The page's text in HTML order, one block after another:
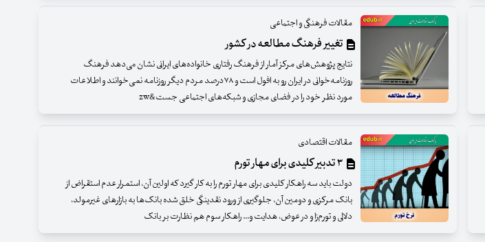
مقالات فرهنگی و اجتماعی
تغییر فرهنگ مطالعه در کشور
نتایج پژوهش‌های مرکز آمار از فرهنگ رفتاری خانواده‌های ایرانی نشان می‌دهد فرهنگ
روزنامه‌خوانی در ایران رو به افول است و ۷۸درصد مردم دیگر روزنامه نمی‌خوانند و اطلاعات
مورد نظر خود را در فضای مجازی و شبکه‌های اجتماعی جست&zw
مقالات اقتصادی
دولت باید سه راهکار کلیدی برای مهار تورم را به کار گیرد که اولین آن، استمرار عدم استقراض از
بانک مرکزی و دومین آن، جلوگیری از ورود نقدینگی خلق شده بانک‌ها به بازارهای غیرمولد،
دلالی و تورم‌زا و در عوض، هدایت و... راهکار سوم هم نظارت بر بانک